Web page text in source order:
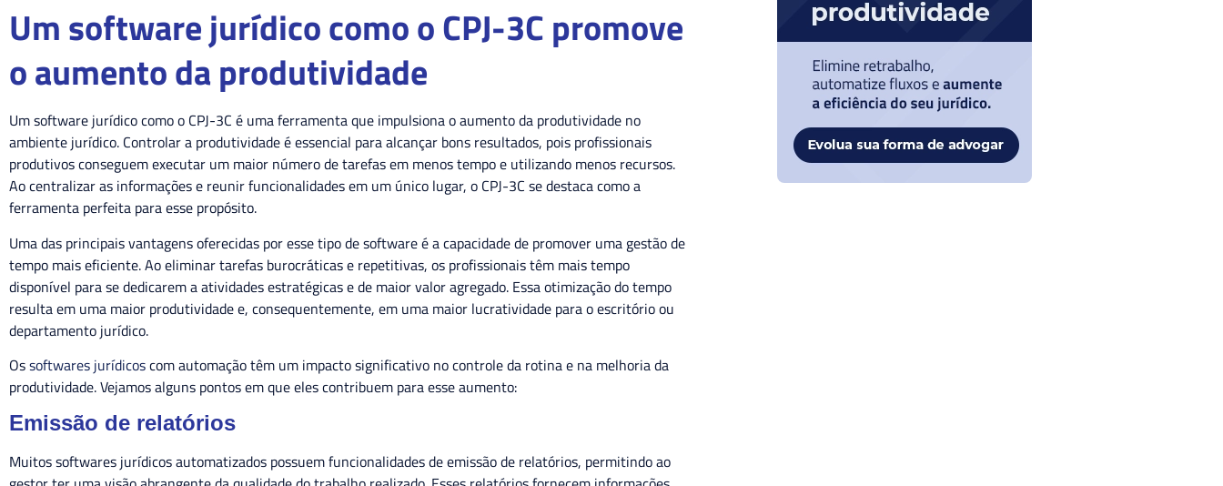
Um software jurídico como o CPJ-3C promove
o aumento da produtividade
Um software jurídico como o CPJ-3C é uma ferramenta que impulsiona o aumento da produtividade no
ambiente jurídico. Controlar a produtividade é essencial para alcançar bons resultados, pois profissionais
produtivos conseguem executar um maior número de tarefas em menos tempo e utilizando menos recursos.
Ao centralizar as informações e reunir funcionalidades em um único lugar, o CPJ-3C se destaca como a
ferramenta perfeita para esse propósito.
Uma das principais vantagens oferecidas por esse tipo de software é a capacidade de promover uma gestão de
tempo mais eficiente. Ao eliminar tarefas burocráticas e repetitivas, os profissionais têm mais tempo
disponível para se dedicarem a atividades estratégicas e de maior valor agregado. Essa otimização do tempo
resulta em uma maior produtividade e, consequentemente, em uma maior lucratividade para o escritório ou
departamento jurídico.
Ossoftwares jurídicoscom automação têm um impacto significativo no controle da rotina e na melhoria da
produtividade. Vejamos alguns pontos em que eles contribuem para esse aumento:
Emissão de relatórios
Muitos softwares jurídicos automatizados possuem funcionalidades de emissão de relatórios, permitindo ao